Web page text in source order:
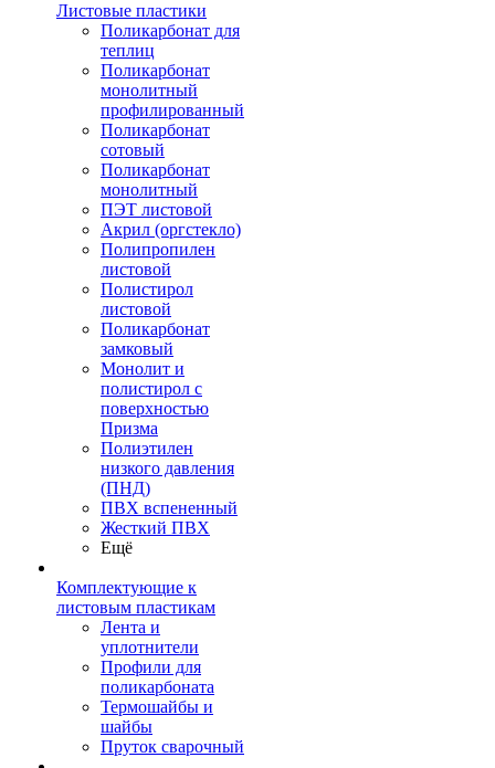
Листовые пластики
Поликарбонат для
теплиц
Поликарбонат
монолитный
профилированный
Поликарбонат
сотовый
Поликарбонат
монолитный
ПЭТ листовой
Акрил (оргстекло)
Полипропилен
листовой
Полистирол
листовой
Поликарбонат
замковый
Монолит и
полистирол с
поверхностью
Призма
Полиэтилен
низкого давления
(ПНД)
ПВХ вспененный
Жесткий ПВХ
Ещё
Комплектующие к
листовым пластикам
Лента и
уплотнители
Профили для
поликарбоната
Термошайбы и
шайбы
Пруток сварочный